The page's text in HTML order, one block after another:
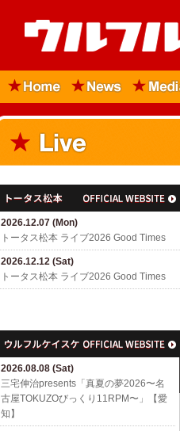
2026.12.07 (Mon)
トータス松本 ライブ2026 Good Times
2026.12.12 (Sat)
トータス松本 ライブ2026 Good Times
2026.08.08 (Sat)
三宅伸治presents「真夏の夢2026〜名
古屋TOKUZOびっくり11RPM〜」【愛
知】